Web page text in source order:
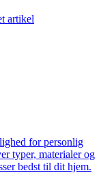
artikel
for personlig
typer, materialer og
bedst til dit hjem.